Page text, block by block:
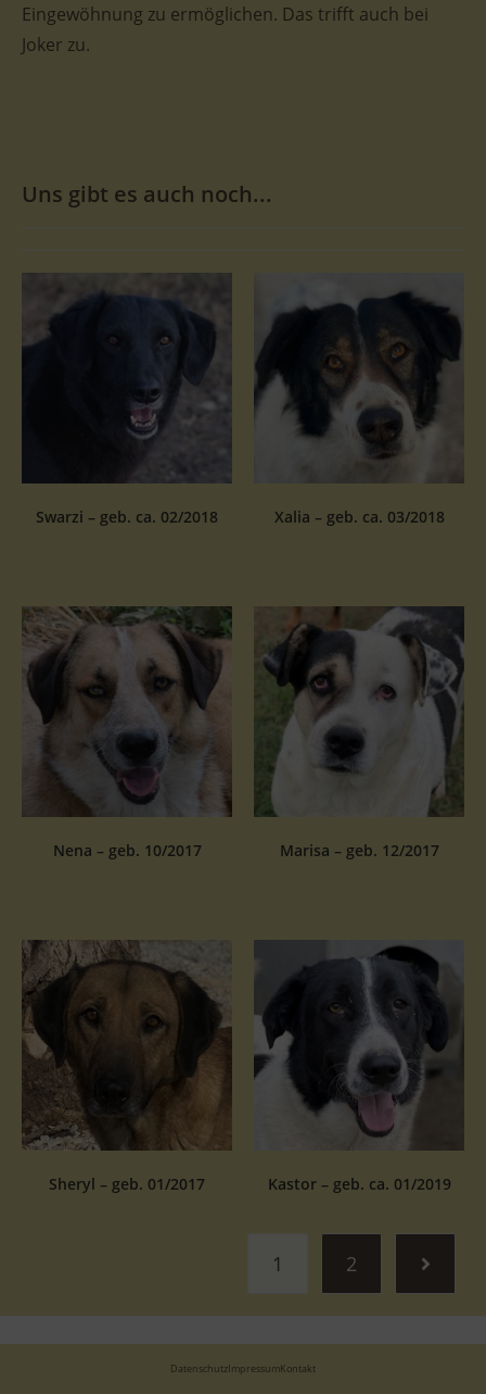
Eingewöhnung zu ermöglichen. Das trifft auch bei
Joker zu.
Uns gibt es auch noch...
Swarzi – geb. ca. 02/2018 Xalia – geb. ca. 03/2018
Nena – geb. 10/2017 Marisa – geb. 12/2017
Sheryl – geb. 01/2017 Kastor – geb. ca. 01/2019
1 2
DatenschutzImpressumKontakt